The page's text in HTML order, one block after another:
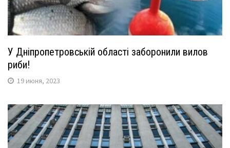
У Дніпропетровській області заборонили вилов
риби!
19 июня, 2023